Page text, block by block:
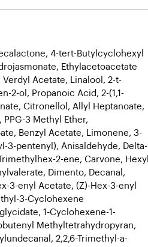
4-tert-Butylcyclohexyl
Ethylacetoacetate
Acetate, Linalool, 2-t-
2-ol, Propanoic Acid, 2-(1,1-
Citronellol, Allyl Heptanoate,
3 Methyl Ether,
Benzyl Acetate, Limonene, 3-
3-pentenyl), Anisaldehyde, Delta-
2-ene, Carvone, Hexyl
Dimento, Decanal,
3-enyl Acetate, (Z)-Hex-3-enyl
3-Cyclohexene
1-Cyclohexene-1-
Methyltetrahydropyran,
2,2,6-Trimethyl-a-